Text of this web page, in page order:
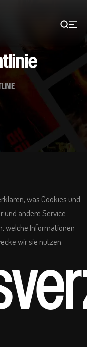
was Cookies und
und andere Service
welche Informationen
wir sie nutzen.